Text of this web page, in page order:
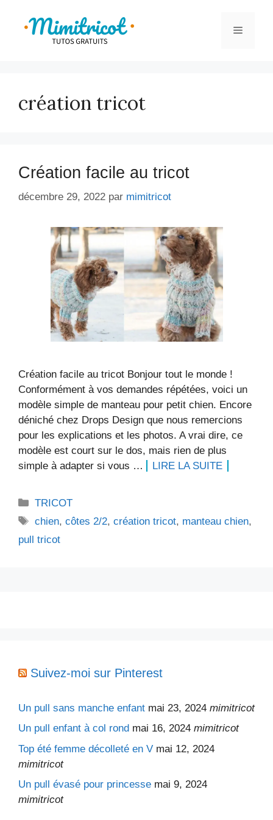
contenu
Menu
création tricot
Création facile au tricot
décembre 29, 2022 par mimitricot
Création facile au tricot Bonjour tout le monde !
Conformément à vos demandes répétées, voici un
modèle simple de manteau pour petit chien. Encore
déniché chez Drops Design que nous remercions
pour les explications et les photos. A vrai dire, ce
modèle est court sur le dos, mais rien de plus
simple à adapter si vous …
LIRE LA SUITE
Catégories
TRICOT
Étiquettes
chien,côtes 2/2,création tricot, manteau chien,
pull tricot
Suivez-moi sur Pinterest
Un pull sans manche enfant mai 23, 2024 mimitricot
Un pull enfant à col rond mai 16, 2024 mimitricot
Top été femme décolleté en V mai 12, 2024
mimitricot
Un pull évasé pour princesse mai 9, 2024
mimitricot